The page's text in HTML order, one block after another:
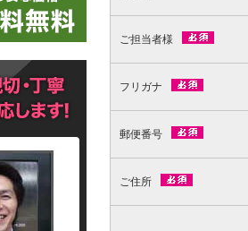
ご担当者様
フリガナ
郵便番号
ご住所